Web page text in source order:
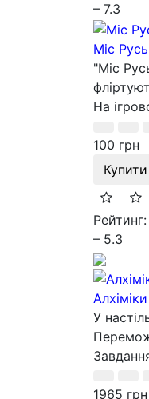
– 7.3
Міс
"Міс
На
100 грн
Купити
– 5.3
У
1965 грн